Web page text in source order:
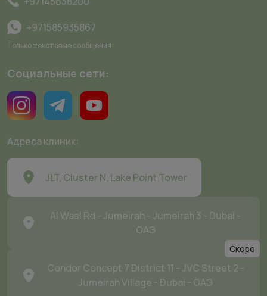
+971585935867
Только текстовые сообщения
Социальные сети:
Адреса клиник:
JLT, Cluster N, Lake Point Tower
Al Wasl Rd - Jumeirah - Jumeirah 3 - Dubai -
ОАЭ
Condor Concept 7 District 11 - JVC Street 2 -
Jumeirah Village - Dubai - ОАЭ
Скоро